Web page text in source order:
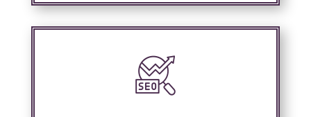
Notre agence SEO propose des services
d’optimisation technique de site web,